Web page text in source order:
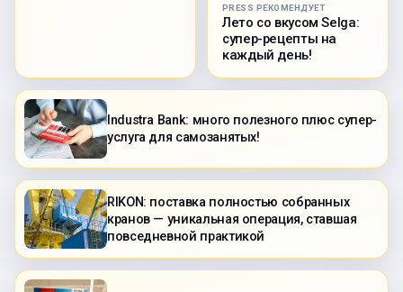
PRESS РЕКОМЕНДУЕТ
Лето со вкусом Selga:
супер-рецепты на
каждый день!
Industra Bank: много полезного плюс супер-
услуга для самозанятых!
RIKON: поставка полностью собранных
кранов — уникальная операция, ставшая
повседневной практикой